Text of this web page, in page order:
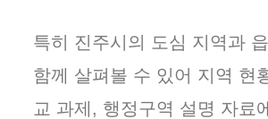
특히 진주시의 도심 지역과
함께 살펴볼 수 있어 지역 현
교 과제, 행정구역 설명 자료